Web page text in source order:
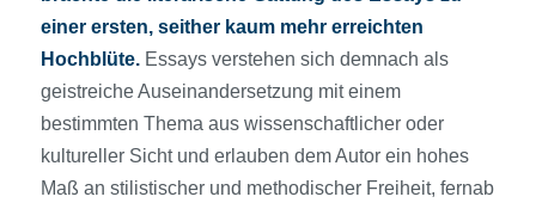
einer ersten, seither kaum mehr erreichten
Hochblüte.Essays verstehen sich demnach als
geistreiche Auseinandersetzung mit einem
bestimmten Thema aus wissenschaftlicher oder
kultureller Sicht und erlauben dem Autor ein hohes
Maß an stilistischer und methodischer Freiheit, fernab